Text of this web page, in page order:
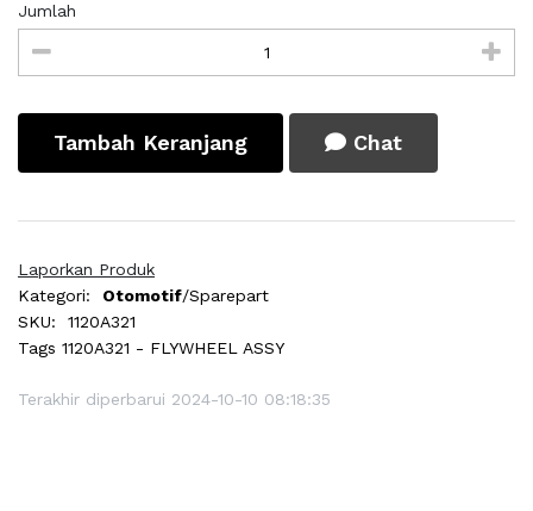
Jumlah
Tambah Keranjang Chat
Laporkan Produk
Kategori:
Otomotif/Sparepart
SKU:
1120A321
Tags 1120A321 - FLYWHEEL ASSY
Terakhir diperbarui 2024-10-10 08:18:35